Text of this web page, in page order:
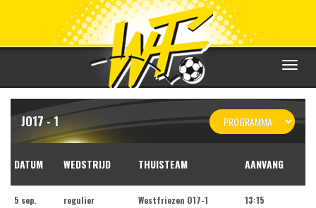
Toggle
JO17 - 1
DATUM WEDSTRIJD THUISTEAM AANVANG
5 sep. regulier Westfriezen O17-1 13:15